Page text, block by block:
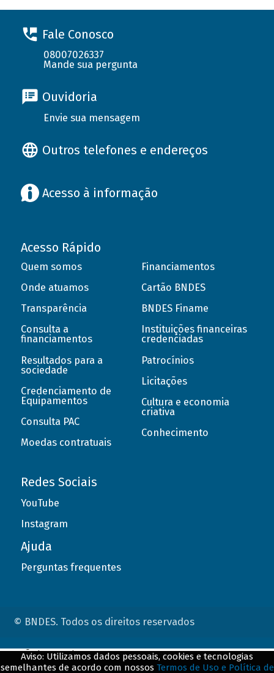
Fale Conosco
08007026337
Mande sua pergunta
Ouvidoria
Envie sua mensagem
Outros telefones e endereços
Acesso à informação
Acesso Rápido
Quem somos
Onde atuamos
Transparência
Consulta a
financiamentos
Resultados para a
sociedade
Credenciamento de
Equipamentos
Consulta PAC
Moedas contratuais
Financiamentos
Cartão BNDES
BNDES Finame
Instituições financeiras
credenciadas
Patrocínios
Licitações
Cultura e economia
criativa
Conhecimento
Redes Sociais
YouTube
Instagram
Ajuda
Perguntas frequentes
© BNDES. Todos os direitos reservados
Aviso: Utilizamos dados pessoais, cookies e tecnologias
semelhantes de acordo com nossos Termos de Uso e Política de
ConteÃºdo complementar